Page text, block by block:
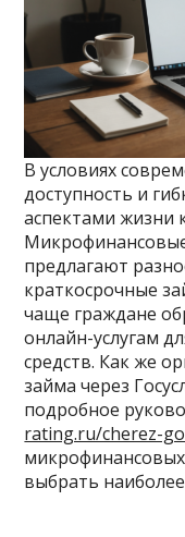
В условиях
доступность и
аспектами жизни
предлагают
краткосрочные
чаще граждане
онлайн-услугам
средств. Как же
займа через
подробное
rating.ru/cherez-
выбрать